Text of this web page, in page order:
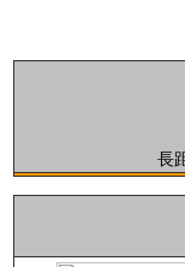
長